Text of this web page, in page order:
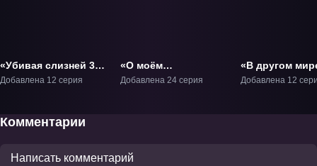
«Убивая слизней 300
лет, сама того не
уровня» ТВ-1
Добавлена 12 серия
«О моём
перерождении в
Добавлена 24 серия
«В другом
смартфоном»
Добавлена 12
Комментарии